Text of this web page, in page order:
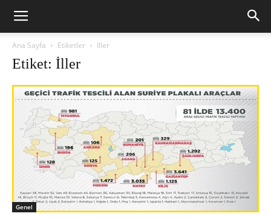
Ana Sayfa Etiketler İller
Etiket: İller
Genel